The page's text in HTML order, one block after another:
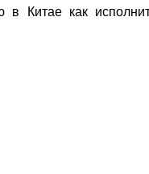
Китае как